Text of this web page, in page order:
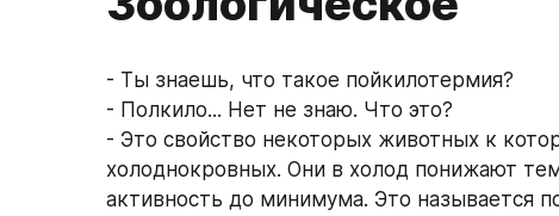
- Ты знаешь, что такое пойкилотермия?
- Полкило... Нет не знаю. Что это?
- Это свойство некоторых животных к
холоднокровных. Они в холод понижают
активность до минимума. Это называется